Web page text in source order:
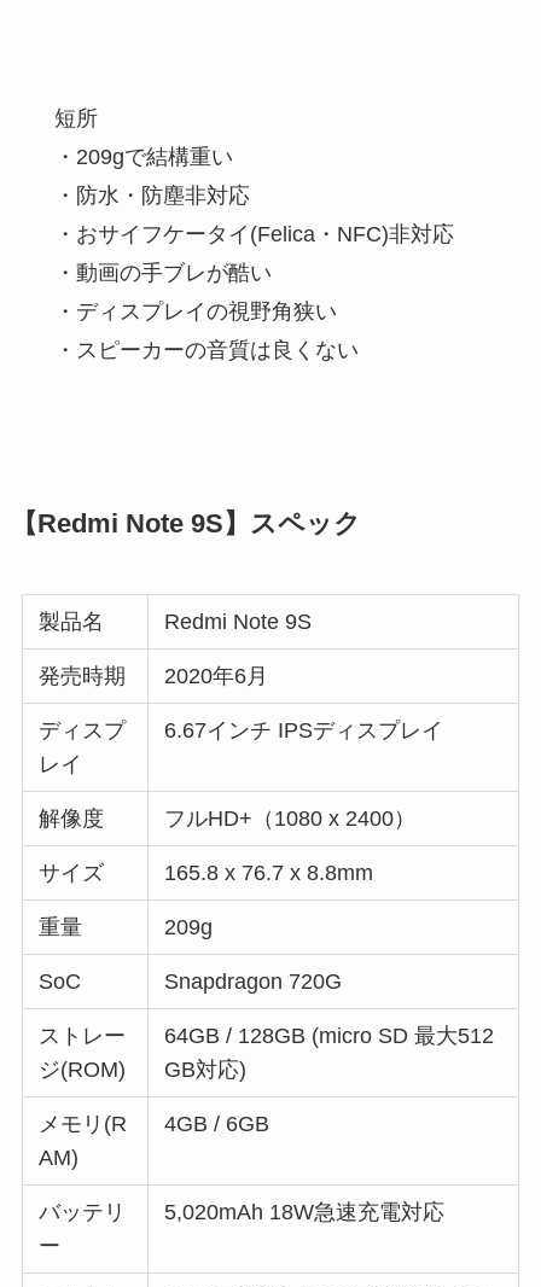
短所
・209gで結構重い
・防水・防塵非対応
・おサイフケータイ(Felica・NFC)非対応
・動画の手ブレが酷い
・ディスプレイの視野角狭い
・スピーカーの音質は良くない
【Redmi Note 9S】スペック
製品名 Redmi Note 9S
発売時期 2020年6月
ディスプ
レイ
6.67インチ IPSディスプレイ
解像度 フルHD+（1080 x 2400）
サイズ 165.8 x 76.7 x 8.8mm
重量 209g
SoC Snapdragon 720G
ストレー
ジ(ROM)
64GB / 128GB (micro SD 最大512
GB対応)
メモリ(R
AM)
4GB / 6GB
バッテリ
ー
5,020mAh 18W急速充電対応